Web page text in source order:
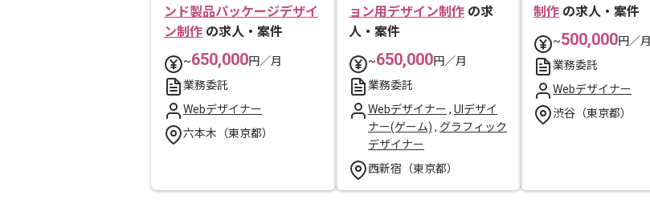
ンド製品パッケージデザイ
ン制作 の求人・案件
~650,000円／月
業務委託
Webデザイナー
六本木（東京都）
ョン用デザイン制作 の求
人・案件
~650,000円／月
業務委託
Webデザイナー , UIデザイ
ナー(ゲーム) , グラフィック
デザイナー
西新宿（東京都）
制作 の求人・案件
~500,000円／月
業務委託
Webデザイナー
渋谷（東京都）